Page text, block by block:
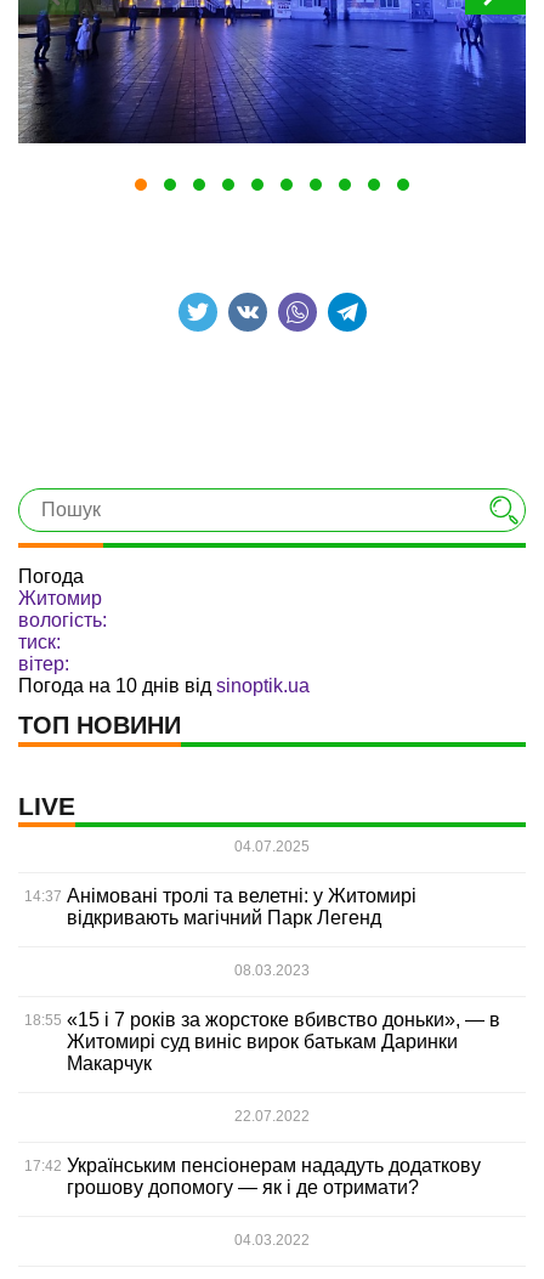
Погода
Житомир
вологість:
тиск:
вітер:
Погода на 10 днів від sinoptik.ua
ТОП НОВИНИ
LIVE
04.07.2025
14:37 Анімовані тролі та велетні: у Житомирі
відкривають магічний Парк Легенд
08.03.2023
18:55 «15 і 7 років за жорстоке вбивство доньки», — в
Житомирі суд виніс вирок батькам Даринки
Макарчук
22.07.2022
17:42 Українським пенсіонерам нададуть додаткову
грошову допомогу — як і де отримати?
04.03.2022